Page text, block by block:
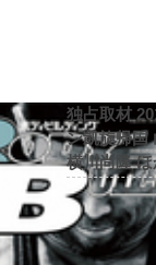
独占取材
ン凱旋帰国
横川尚隆